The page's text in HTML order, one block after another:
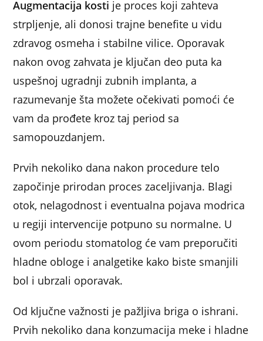
Augmentacija kosti je proces koji zahteva
strpljenje, ali donosi trajne benefite u vidu
zdravog osmeha i stabilne vilice. Oporavak
nakon ovog zahvata je ključan deo puta ka
uspešnoj ugradnji zubnih implanta, a
razumevanje šta možete očekivati pomoći će
vam da prođete kroz taj period sa
samopouzdanjem.
Prvih nekoliko dana nakon procedure telo
započinje prirodan proces zaceljivanja. Blagi
otok, nelagodnost i eventualna pojava modrica
u regiji intervencije potpuno su normalne. U
ovom periodu stomatolog će vam preporučiti
hladne obloge i analgetike kako biste smanjili
bol i ubrzali oporavak.
Od ključne važnosti je pažljiva briga o ishrani.
Prvih nekoliko dana konzumacija meke i hladne